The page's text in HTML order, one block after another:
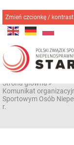
do
treści
Zmień czcionkę / kontrast
Strona główna»
Komunikat
Sportowym Osób
r.